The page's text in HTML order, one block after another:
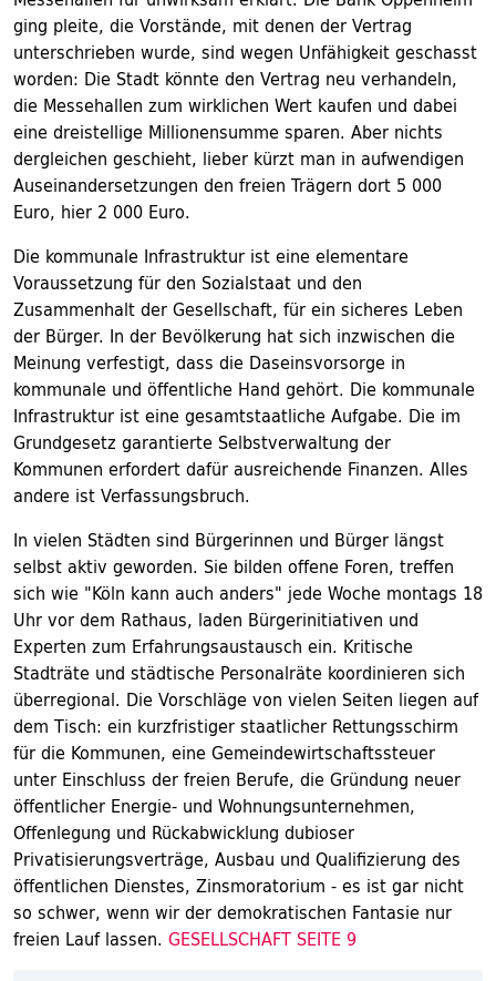
ging pleite, die Vorstände, mit denen der Vertrag
unterschrieben wurde, sind wegen Unfähigkeit geschasst
worden: Die Stadt könnte den Vertrag neu verhandeln,
die Messehallen zum wirklichen Wert kaufen und dabei
eine dreistellige Millionensumme sparen. Aber nichts
dergleichen geschieht, lieber kürzt man in aufwendigen
Auseinandersetzungen den freien Trägern dort 5 000
Euro, hier 2 000 Euro.
Die kommunale Infrastruktur ist eine elementare
Voraussetzung für den Sozialstaat und den
Zusammenhalt der Gesellschaft, für ein sicheres Leben
der Bürger. In der Bevölkerung hat sich inzwischen die
Meinung verfestigt, dass die Daseinsvorsorge in
kommunale und öffentliche Hand gehört. Die kommunale
Infrastruktur ist eine gesamtstaatliche Aufgabe. Die im
Grundgesetz garantierte Selbstverwaltung der
Kommunen erfordert dafür ausreichende Finanzen. Alles
andere ist Verfassungsbruch.
In vielen Städten sind Bürgerinnen und Bürger längst
selbst aktiv geworden. Sie bilden offene Foren, treffen
sich wie "Köln kann auch anders" jede Woche montags 18
Uhr vor dem Rathaus, laden Bürgerinitiativen und
Experten zum Erfahrungsaustausch ein. Kritische
Stadträte und städtische Personalräte koordinieren sich
überregional. Die Vorschläge von vielen Seiten liegen auf
dem Tisch: ein kurzfristiger staatlicher Rettungsschirm
für die Kommunen, eine Gemeindewirtschaftssteuer
unter Einschluss der freien Berufe, die Gründung neuer
öffentlicher Energie- und Wohnungsunternehmen,
Offenlegung und Rückabwicklung dubioser
Privatisierungsverträge, Ausbau und Qualifizierung des
öffentlichen Dienstes, Zinsmoratorium - es ist gar nicht
so schwer, wenn wir der demokratischen Fantasie nur
freien Lauf lassen. GESELLSCHAFT SEITE 9